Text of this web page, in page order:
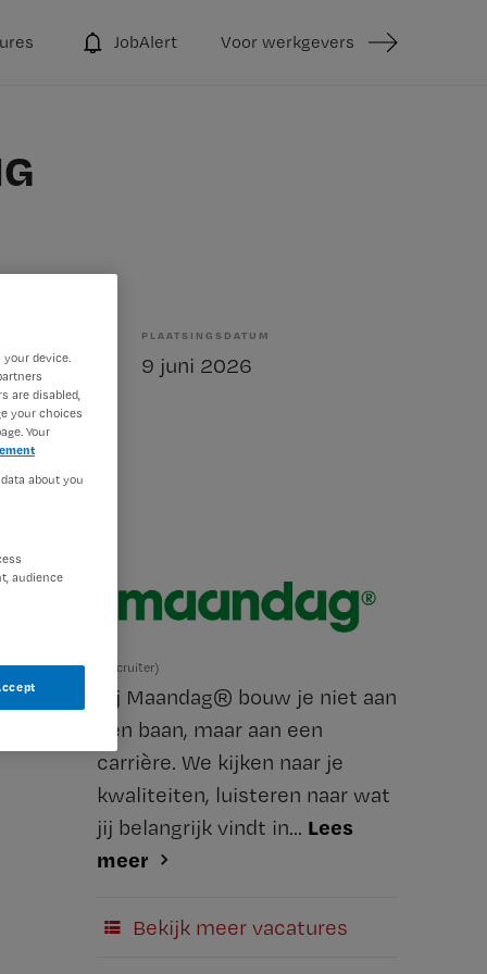
JobAlert Voor werkgevers
PLAATSINGSDATUM
9 juni 2026
(Recruiter)
Bij Maandag® bouw je niet aan
een baan, maar aan een
carrière. We kijken naar je
kwaliteiten, luisteren naar wat
jij belangrijk vindt in... Lees
meer
Bekijk meer vacatures
device.
are disabled,
your choices
Your
about you
audience